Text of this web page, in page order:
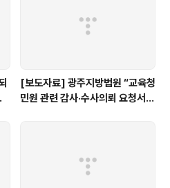
[보도자료] 광주지방법원 “교육청
민원 관련 감사·수사의뢰 요청서,